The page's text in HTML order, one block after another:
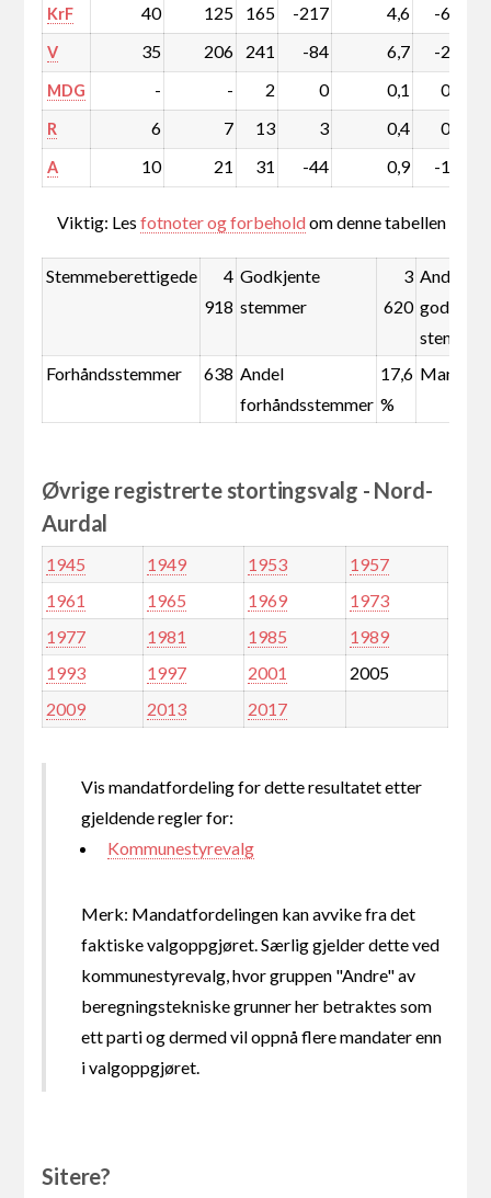
KrF 40 125 165 -217 4,6 -6,4
V 35 206 241 -84 6,7 -2,6
MDG - - 2 0 0,1 0,0
R 6 7 13 3 0,4 0,1
A 10 21 31 -44 0,9 -1,3
Viktig: Lesfotnoter og forbeholdom denne tabellen
Stemmeberettigede
4
918
Godkjente
stemmer
3
620
Andel
stemmer
Forhåndsstemmer
638 Andel
forhåndsstemmer
17,6
%
Øvrige registrerte stortingsvalg - Nord-
Aurdal
1945 1949 1953
1957
1961
1965 1969
1973
1977
1981 1985
1989
1993
1997 2001
2005
2009
2013 2017
Vis mandatfordeling for dette resultatet etter
gjeldende regler for:
Kommunestyrevalg
Merk: Mandatfordelingen kan avvike fra det
faktiske valgoppgjøret. Særlig gjelder dette ved
kommunestyrevalg, hvor gruppen "Andre" av
beregningstekniske grunner her betraktes som
ett parti og dermed vil oppnå flere mandater enn
i valgoppgjøret.
Sitere?